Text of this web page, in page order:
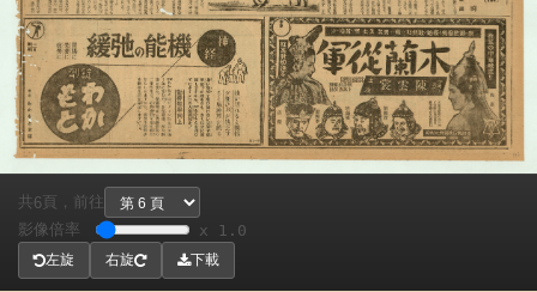
共 6頁， 前往
影像倍率
x 1.0
左旋 右旋 下載